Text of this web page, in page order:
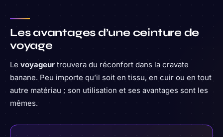
Les avantages d’une ceinture de
voyage
Le voyageur trouvera du réconfort dans la cravate
banane. Peu importe qu’il soit en tissu, en cuir ou en tout
autre matériau ; son utilisation et ses avantages sont les
mêmes.